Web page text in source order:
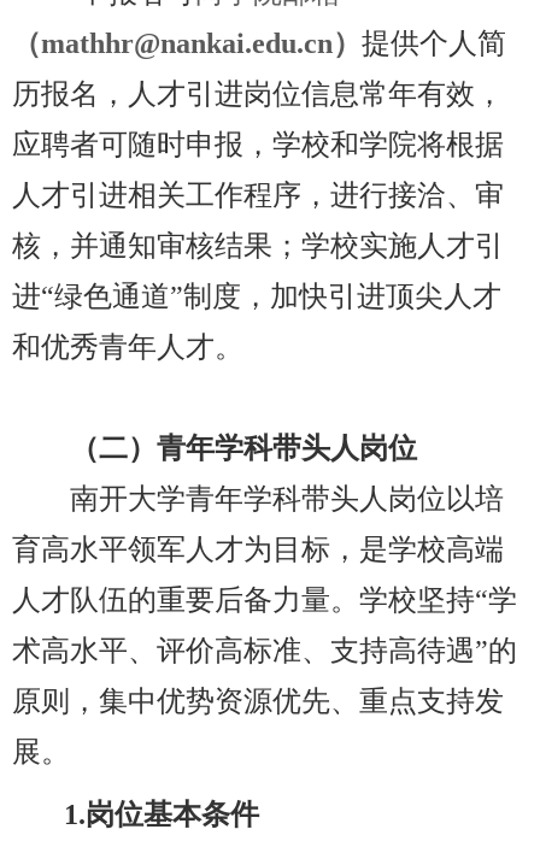
（mathhr@nankai.edu.cn） 提供个人简
历报名，人才引进岗位信息常年有效，
应聘者可随时申报，学校和学院将根据
人才引进相关工作程序，进行接洽、审
核，并通知审核结果；学校实施人才引
进“绿色通道”制度，加快引进顶尖人才
和优秀青年人才。
（二） 青年学科带头人岗位
南开大学青年学科带头人岗位以培
育高水平领军人才为目标，是学校高端
人才队伍的重要后备力量。学校坚持“学
术高水平、评价高标准、支持高待遇”的
原则，集中优势资源优先、重点支持发
展。
1.岗位基本条件